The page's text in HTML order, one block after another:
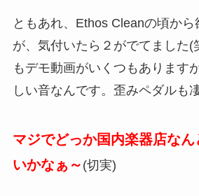
ともあれ、Ethos Cleanの頃か
が、気付いたら２がでてました(
もデモ動画がいくつもあります
しい音なんです。歪みペダルも
マジでどっか国内楽器店な
いかなぁ～ (切実)